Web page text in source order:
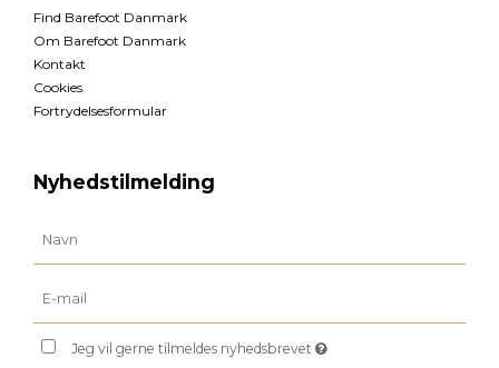
Find Barefoot Danmark
Om Barefoot Danmark
Kontakt
Cookies
Fortrydelsesformular
Nyhedstilmelding
Jeg vil gerne tilmeldes nyhedsbrevet